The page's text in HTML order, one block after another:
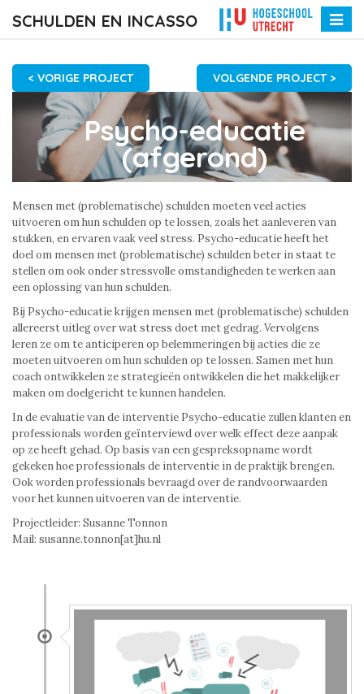
SCHULDEN EN INCASSO
Toggle
< VORIGE PROJECT VOLGENDE PROJECT >
Psycho-educatie
(afgerond)
Mensen met (problematische) schulden moeten veel acties
uitvoeren om hun schulden op te lossen, zoals het aanleveren van
stukken, en ervaren vaak veel stress. Psycho-educatie heeft het
doel om mensen met (problematische) schulden beter in staat te
stellen om ook onder stressvolle omstandigheden te werken aan
een oplossing van hun schulden.
Bij Psycho-educatie krijgen mensen met (problematische) schulden
allereerst uitleg over wat stress doet met gedrag. Vervolgens
leren ze om te anticiperen op belemmeringen bij acties die ze
moeten uitvoeren om hun schulden op te lossen. Samen met hun
coach ontwikkelen ze strategieën ontwikkelen die het makkelijker
maken om doelgericht te kunnen handelen.
In de evaluatie van de interventie Psycho-educatie zullen klanten en
professionals worden geïnterviewd over welk effect deze aanpak
op ze heeft gehad. Op basis van een gespreksopname wordt
gekeken hoe professionals de interventie in de praktijk brengen.
Ook worden professionals bevraagd over de randvoorwaarden
voor het kunnen uitvoeren van de interventie.
Projectleider: Susanne Tonnon
Mail: susanne.tonnon[at]hu.nl